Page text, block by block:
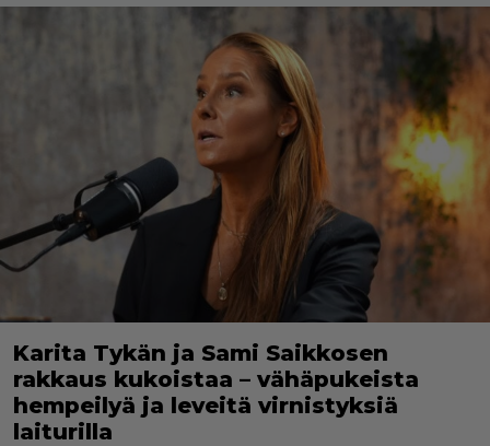
Karita Tykän ja Sami Saikkosen
rakkaus kukoistaa – vähäpukeista
hempeilyä ja leveitä virnistyksiä
laiturilla